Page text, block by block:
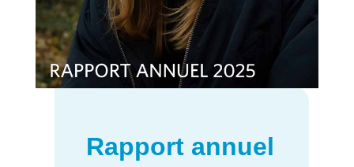
Rapport annuel